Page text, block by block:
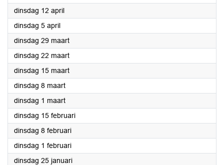
dinsdag 12 april2022
dinsdag 5 april2022
dinsdag 29 maart2022
dinsdag 22 maart2022
dinsdag 15 maart2022
dinsdag 8 maart2022
dinsdag 1 maart2022
dinsdag 15 februari2022
dinsdag 8 februari2022
dinsdag 1 februari2022
dinsdag 25 januari2022